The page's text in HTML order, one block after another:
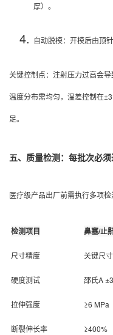
厚）。
自动脱模：开模后由顶
关键控制点： 注射压力过高会导
温度分布需均匀，温差控制在
足。
五、质量检测：每批次必
医疗级产品出厂前需执行多项检
检测项目 鼻塞/止
尺寸精度 关键尺
硬度测试 邵氏A ±3
拉伸强度 ≥6 MPa
断裂伸长率 ≥400%